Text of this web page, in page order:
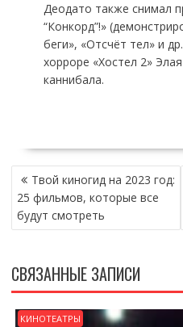
Деодато также снимал
“Конкорд”!»
беги», «Отсчёт тел» и
хорроре «Хостел 2»
каннибала.
НАВИГАЦИЯ
ПО
ЗАПИСЯМ
Твой киногид на 2023 год:
25 фильмов, которые все
будут смотреть
СВЯЗАННЫЕ ЗАПИСИ
КИНОТЕАТРЫ